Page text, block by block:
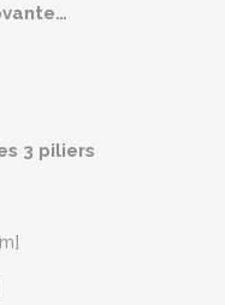
3 piliers